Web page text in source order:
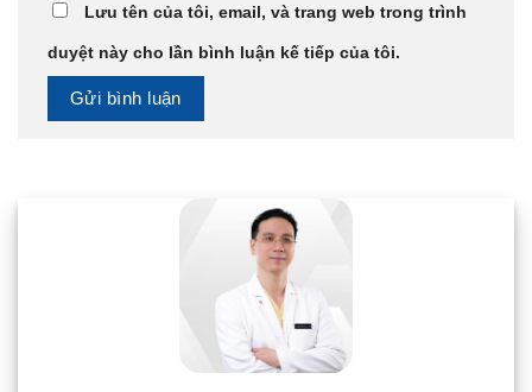
Lưu tên của tôi, email, và trang web trong trình
duyệt này cho lần bình luận kế tiếp của tôi.